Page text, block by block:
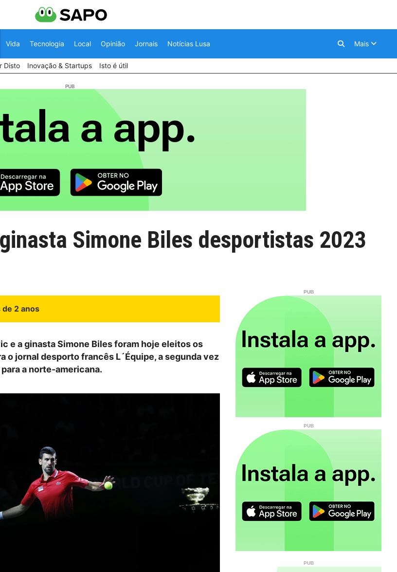
Vida Tecnologia Local Opinião Jornais Notícias Lusa Mais
Disto Inovação & Startups Isto é útil
Simone Biles desportistas 2023
de 2 anos
e a ginasta Simone Biles foram hoje eleitos os
o jornal desporto francês L´Équipe, a segunda vez
a norte-americana.